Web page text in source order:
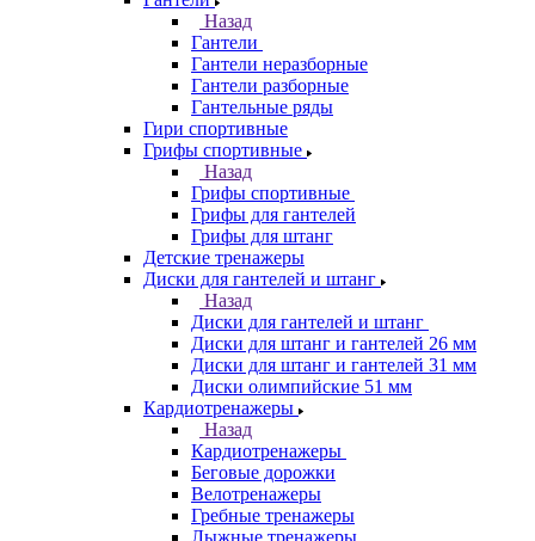
Назад
Гантели
Гантели неразборные
Гантели разборные
Гантельные ряды
Гири спортивные
Грифы спортивные
Назад
Грифы спортивные
Грифы для гантелей
Грифы для штанг
Детские тренажеры
Диски для гантелей и штанг
Назад
Диски для гантелей и штанг
Диски для штанг и гантелей 26 мм
Диски для штанг и гантелей 31 мм
Диски олимпийские 51 мм
Кардиотренажеры
Назад
Кардиотренажеры
Беговые дорожки
Велотренажеры
Гребные тренажеры
Лыжные тренажеры